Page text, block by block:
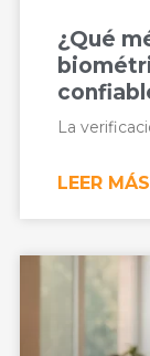
¿Qué
La
LEER